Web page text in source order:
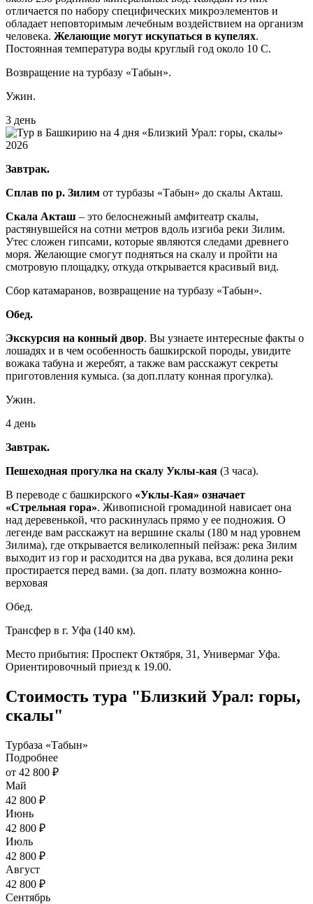
отличается по набору специфических микроэлементов и
обладает неповторимым лечебным воздействием на организм
человека. Желающие могут искупаться в купелях.
Постоянная температура воды круглый год около 10 С.
Возвращение на турбазу «Табын».
Ужин.
3 день
Завтрак.
Сплав по р. Зилим от турбазы «Табын» до скалы Акташ.
Скала Акташ – это белоснежный амфитеатр скалы,
растянувшейся на сотни метров вдоль изгиба реки Зилим.
Утес сложен гипсами, которые являются следами древнего
моря. Желающие смогут подняться на скалу и пройти на
смотровую площадку, откуда открывается красивый вид.
Сбор катамаранов, возвращение на турбазу «Табын».
Обед.
Экскурсия на конный двор. Вы узнаете интересные факты о
лошадях и в чем особенность башкирской породы, увидите
вожака табуна и жеребят, а также вам расскажут секреты
приготовления кумыса. (за доп.плату конная прогулка).
Ужин.
4 день
Завтрак.
Пешеходная прогулка на скалу Уклы-кая (3 часа).
В переводе с башкирского «Уклы-Кая» означает
«Стрельная гора». Живописной громадиной нависает она
над деревенькой, что раскинулась прямо у ее подножия. О
легенде вам расскажут на вершине скалы (180 м над уровнем
Зилима), где открывается великолепный пейзаж: река Зилим
выходит из гор и расходится на два рукава, вся долина реки
простирается перед вами. (за доп. плату возможна конно-
верховая
Обед.
Трансфер в г. Уфа (140 км).
Место прибытия: Проспект Октября, 31, Универмаг Уфа.
Ориентировочный приезд к 19.00.
Стоимость тура "Близкий Урал: горы,
скалы"
Турбаза «Табын»
Подробнее
от 42 800 ₽
Май
42 800 ₽
Июнь
42 800 ₽
Июль
42 800 ₽
Август
42 800 ₽
Сентябрь